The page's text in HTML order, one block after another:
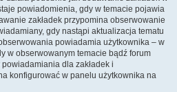
powiadomienia, gdy w temacie pojawia
zakładek przypomina obserwowanie
gdy nastąpi aktualizacja tematu
powiadamia użytkownika – w
w obserwowanym temacie bądź forum
dla zakładek i
konfigurować w panelu użytkownika na